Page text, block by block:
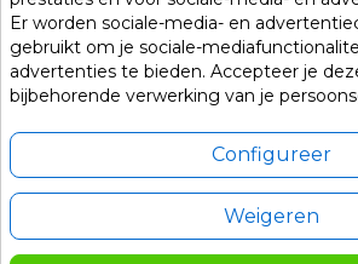
Er worden sociale-media- en
gebruikt om je sociale-
advertenties te bieden. Accepteer je
bijbehorende verwerking van je
Configureer
Weigeren